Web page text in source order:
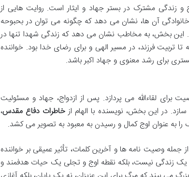
و زندگی مشترک در بستر جهاد و ایثار است. روایت هایی از
آن ها، نشان می دهد که چگونه می توان در بحبوحه
این بخش، به مخاطب نشان می دهد که زندگی شهدا تنها در
تربیت فرزند، در مسیر الهی و برای رضای خدا بود. خواننده
برای رشد معنوی و جهاد اکبر باشد.
لقاءالله می پردازد. پس از ازدواج، جهاد و مسئولیت
در این بخش، نویسنده با الهام ازخاطرات دفاع مقدس،
به عنوان اوج کمال و رسیدن به معبود به تصویر می کشد.
وصیت نامه ها و آخرین کلمات، تأثیر عمیقی بر خواننده
زندگی نیست، بلکه نقطه اوج و تجلی یک حیات هدفمند و